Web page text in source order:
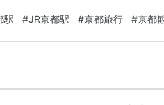
ピアノへの行き方 JR京都駅から
で、そちらに乗…
駅 #JR京都駅 #京都旅行 #京都